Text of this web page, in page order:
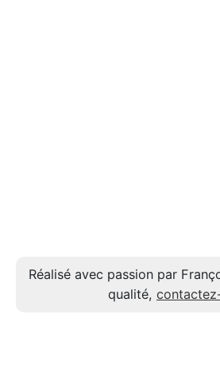
Réalisé avec passion par
qualité,